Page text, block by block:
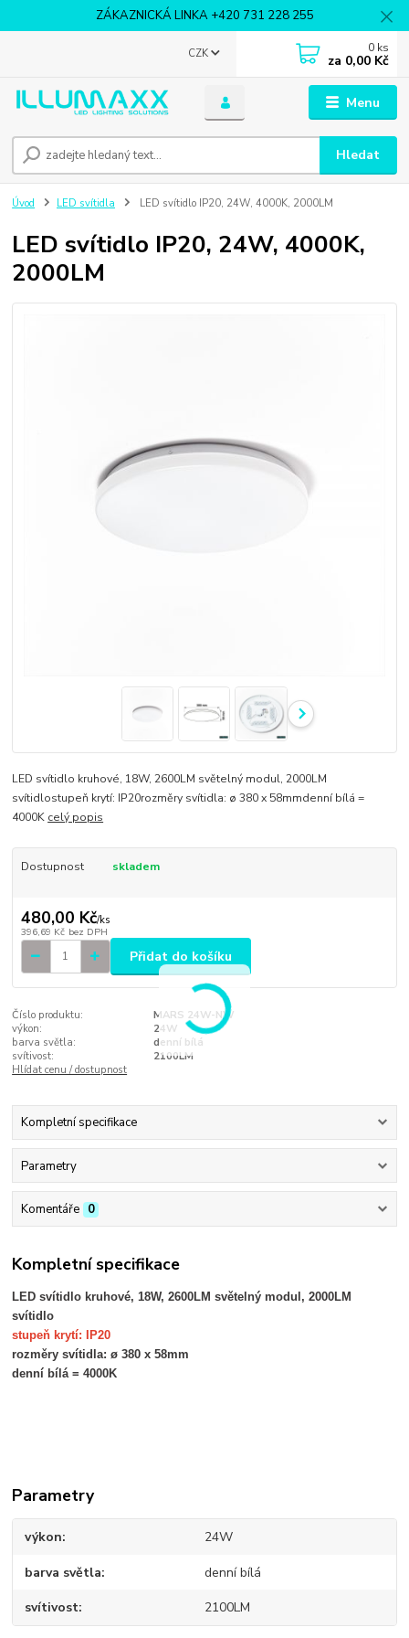
ZÁKAZNICKÁ LINKA +420 731 228 255
Menu
CZK
Hledat
0 ks
za 0,00 Kč
Úvod LED svítidla LED svítidlo IP20, 24W, 4000K, 2000LM
LED svítidlo IP20, 24W, 4000K,
2000LM
LED svítidlo kruhové, 18W, 2600LM světelný modul, 2000LM
svítidlostupeň krytí: IP20rozměry svítidla: ø 380 x 58mmdenní bílá =
4000K celý popis
Dostupnost skladem
480,00 Kč/ks
396,69 Kč bez DPH
Přidat do košíku
Číslo produktu:
MARS 24W-NW
výkon:
24W
barva světla:
denní bílá
svítivost:
2100LM
Hlídat cenu / dostupnost
Kompletní specifikace
Parametry
Komentáře 0
Kompletní specifikace
LED svítidlo kruhové, 18W, 2600LM světelný modul, 2000LM
svítidlo
stupeň krytí: IP20
rozměry svítidla: ø 380 x 58mm
denní bílá = 4000K
Parametry
výkon 24W
barva světla denní bílá
svítivost 2100LM